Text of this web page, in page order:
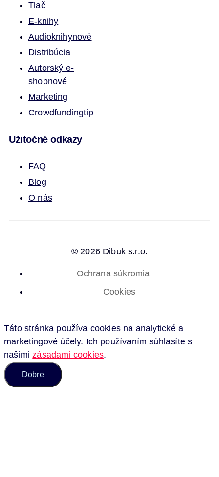
Tlač
E-knihy
Audioknihynové
Distribúcia
Autorský e-
shopnové
Marketing
Crowdfundingtip
Užitočné odkazy
FAQ
Blog
O nás
© 2026 Dibuk s.r.o.
Ochrana súkromia
Cookies
Táto stránka používa cookies na analytické a
marketingové účely. Ich používaním súhlasíte s
našimizásadami cookies.
Dobre